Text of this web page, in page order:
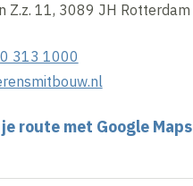
Z.z. 11, 3089 JH Rotterdam
313 1000
route met Google Maps